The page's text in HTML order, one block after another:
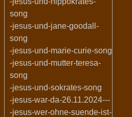
song
-jesus-und-jane-goodall-
song
-jesus-und-marie-curie-song
-jesus-und-mutter-teresa-
song
-jesus-und-sokrates-song
-jesus-war-da-26.11.2024---
-jesus-wer-ohne-suende-ist-